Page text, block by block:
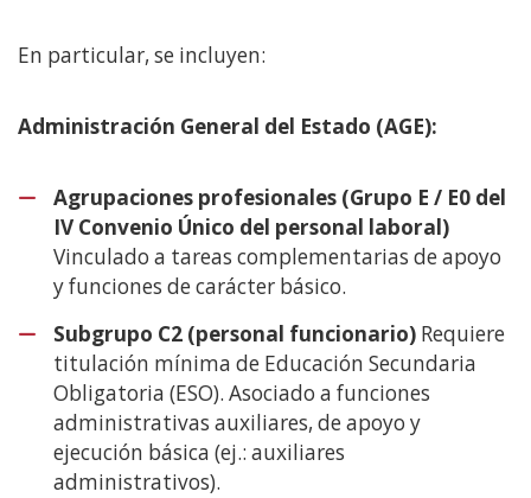
En particular, se incluyen:
Administración General del Estado (AGE):
Agrupaciones profesionales (Grupo E / E0 del
IV Convenio Único del personal laboral)
Vinculado a tareas complementarias de apoyo
y funciones de carácter básico.
Subgrupo C2 (personal funcionario) Requiere
titulación mínima de Educación Secundaria
Obligatoria (ESO). Asociado a funciones
administrativas auxiliares, de apoyo y
ejecución básica (ej.: auxiliares
administrativos).